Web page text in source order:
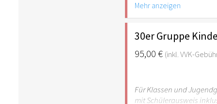
empfehlenswert.
Mehr anzeigen
30er Gruppe
95,00 € (inkl. VVK-
Für Klassen und
mit Schülerausweis